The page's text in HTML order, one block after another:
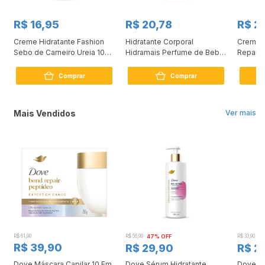
R$ 16,95
Creme Hidratante Fashion
Sebo de Carneiro Ureia 10%
Comprar
R$ 20,78
Hidratante Corporal
Hidramais Perfume de Bebê
Comprar
R$
Creme
Ver mais
Mais Vendidos
R$ 61,90
R$ 39,90
R$ 56,90 47% OFF
R$ 29,90
R$ 33,90
R$